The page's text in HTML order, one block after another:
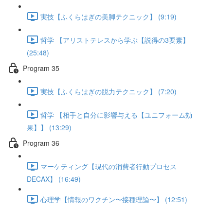
実技【ふくらはぎの美脚テクニック】 (9:19)
哲学 【アリストテレスから学ぶ【説得の3要素】
(25:48)
Program 35
実技【ふくらはぎの脱力テクニック】 (7:20)
哲学 【相手と自分に影響与える【ユニフォーム効
果】】 (13:29)
Program 36
マーケティング【現代の消費者行動プロセス
DECAX】 (16:49)
心理学【情報のワクチン〜接種理論〜】 (12:51)